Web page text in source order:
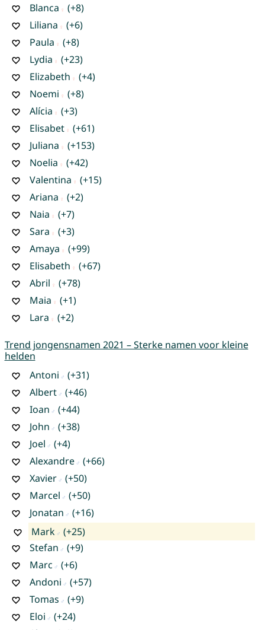
Blanca
(+8)
Liliana
(+6)
Paula
(+8)
Lydia
(+23)
Elizabeth
(+4)
Noemi
(+8)
Alícia
(+3)
Elisabet
(+61)
Juliana
(+153)
Noelia
(+42)
Valentina
(+15)
Ariana
(+2)
Naia
(+7)
Sara
(+3)
Amaya
(+99)
Elisabeth
(+67)
Abril
(+78)
Maia
(+1)
Lara
(+2)
Trend jongensnamen 2021 – Sterke namen voor kleine
helden
Antoni
(+31)
Albert
(+46)
Ioan
(+44)
John
(+38)
Joel
(+4)
Alexandre
(+66)
Xavier
(+50)
Marcel
(+50)
Jonatan
(+16)
Mark
(+25)
Stefan
(+9)
Marc
(+6)
Andoni
(+57)
Tomas
(+9)
Eloi
(+24)